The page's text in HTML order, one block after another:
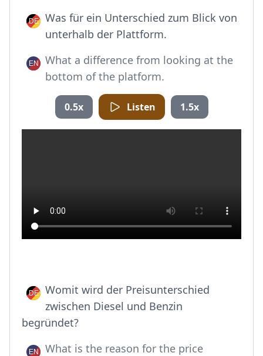
Was für ein Unterschied zum Blick von
unterhalb der Plattform.
What a difference from looking at the
bottom of the platform.
0.5x Listen 1.5x
Womit wird der Preisunterschied
zwischen Diesel und Benzin
begründet?
What is the reason for the price